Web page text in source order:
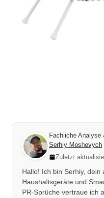
Fachliche Analyse
Serhiy Moshevych
Zuletzt
Hallo! Ich bin Serhiy,
Haushaltsgeräte und
PR-Sprüche vertraue ich